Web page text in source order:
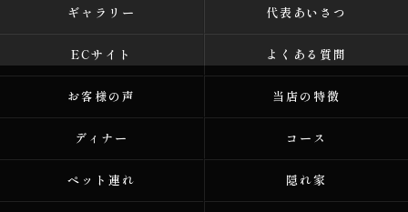
ギャラリー 代表あいさつ
ECサイト よくある質問
お客様の声 当店の特徴
ディナー コース
ペット連れ 隠れ家